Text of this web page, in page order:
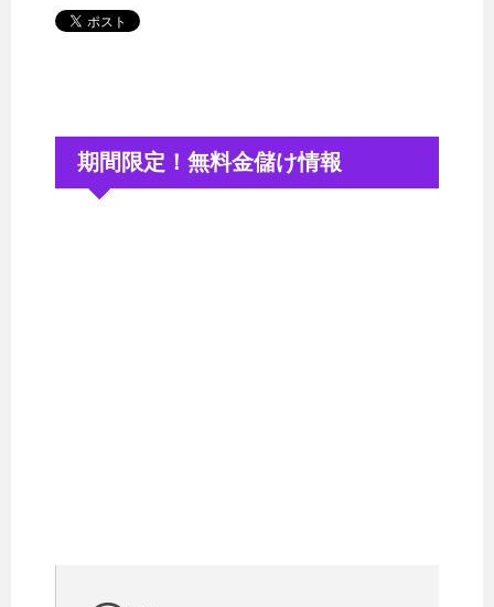
期間限定！無料金儲け情報